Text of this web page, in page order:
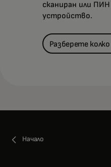
сканиран или
устройство.
Разберете
Начало